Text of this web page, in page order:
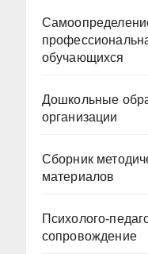
обучающихся
Дошкольные
организации
Сборник
материалов
Психолого-
сопровождение